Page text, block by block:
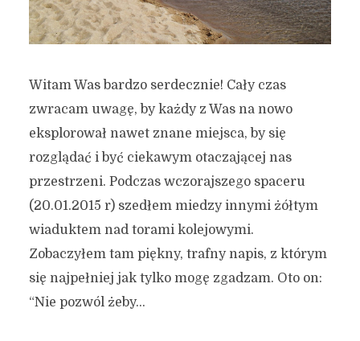
Witam Was bardzo serdecznie! Cały czas
zwracam uwagę, by każdy z Was na nowo
eksplorował nawet znane miejsca, by się
rozglądać i być ciekawym otaczającej nas
przestrzeni. Podczas wczorajszego spaceru
(20.01.2015 r) szedłem miedzy innymi żółtym
wiaduktem nad torami kolejowymi.
Zobaczyłem tam piękny, trafny napis, z którym
się najpełniej jak tylko mogę zgadzam. Oto on:
“Nie pozwól żeby...